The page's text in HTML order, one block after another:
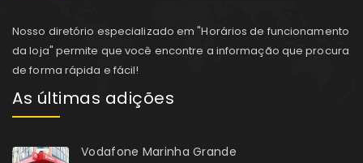
Nosso diretório especializado em "Horários de funcionamento
da loja" permite que você encontre a informação que procura
de forma rápida e fácil!
As últimas adições
Vodafone Marinha Grande